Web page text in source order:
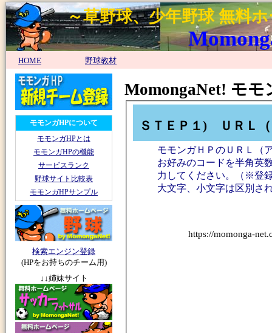
～草野球、少年野球 無料
HOME 野球教材
モモンガHPについて
モモンガHPとは
モモンガHPの機能
サービスランク
野球サイト比較表
モモンガHPサンプル
検索エンジン登録
(HPをお持ちのチーム用)
↓↓姉妹サイト
MomongaNet! モ
ＳＴＥＰ１) ＵＲＬ
モモンガＨＰのＵＲＬ（
お好みのコードを半角英
力してください。（※登
大文字、小文字は区別さ
https://momonga-